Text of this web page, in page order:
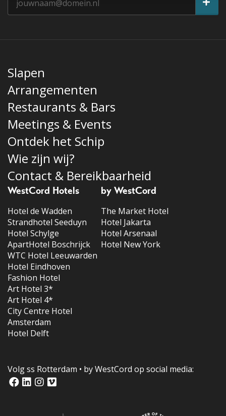
Slapen
Arrangementen
Restaurants & Bars
Meetings & Events
Ontdek het Schip
Wie zijn wij?
Contact & Bereikbaarheid
WestCord Hotels
Hotel de Wadden
Strandhotel Seeduyn
Hotel Schylge
ApartHotel Boschrijck
WTC Hotel Leeuwarden
Hotel Eindhoven
Fashion Hotel
Art Hotel 3*
Art Hotel 4*
City Centre Hotel
Amsterdam
Hotel Delft
by WestCord
The Market Hotel
Hotel Jakarta
Hotel Arsenaal
Hotel New York
Volg ss Rotterdam • by WestCord op social media: